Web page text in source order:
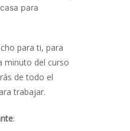
para
para ti, para
minuto del curso
de todo el
trabajar.
: